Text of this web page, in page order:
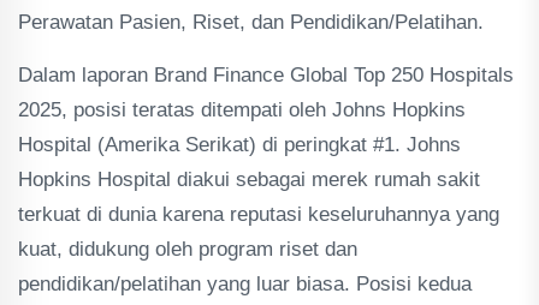
Perawatan Pasien, Riset, dan Pendidikan/Pelatihan.
Dalam laporan Brand Finance Global Top 250 Hospitals
2025, posisi teratas ditempati oleh Johns Hopkins
Hospital (Amerika Serikat) di peringkat #1. Johns
Hopkins Hospital diakui sebagai merek rumah sakit
terkuat di dunia karena reputasi keseluruhannya yang
kuat, didukung oleh program riset dan
pendidikan/pelatihan yang luar biasa. Posisi kedua